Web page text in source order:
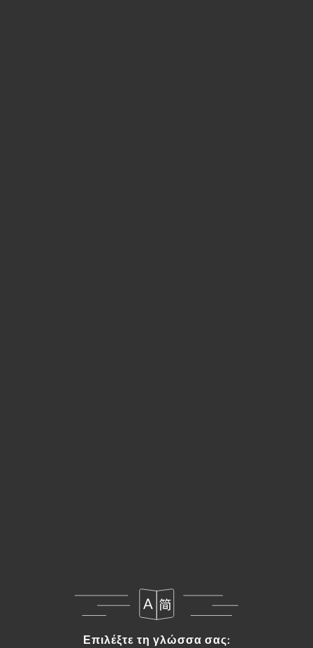
Επιλέξτε τη γλώσσα σας:
Επιλέξτε τη γλώσσα σας: